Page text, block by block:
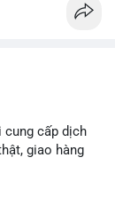
lượng với giá
cung cấp dịch
giao hàng